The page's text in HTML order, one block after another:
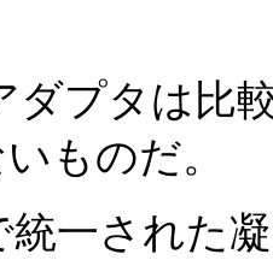
プタは比
ものだ。
一された